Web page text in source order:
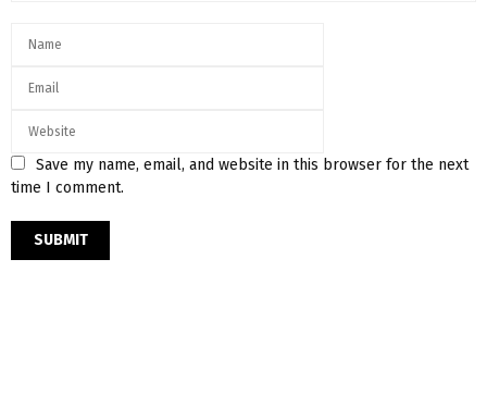
Save my name, email, and website in this browser for the next
time I comment.